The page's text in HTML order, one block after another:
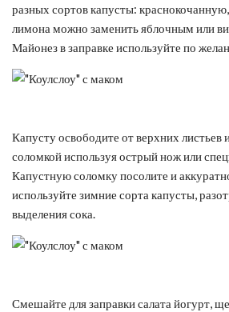
разных сортов капусты:
лимона можно заменить яблочным или
Майонез в заправке используйте по
Капусту освободите от верхних листьев
соломкой используя острый нож или
Капустную соломку посолите и
используйте зимние сорта капусты,
выделения сока.
Смешайте для заправки салата йогурт,